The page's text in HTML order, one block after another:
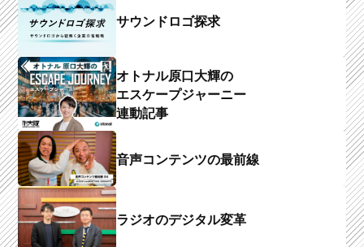
サウンドロゴ探求
オトナル原口大輝の
エスケープジャーニー
連動記事
音声コンテンツの最前線
ラジオのデジタル変革